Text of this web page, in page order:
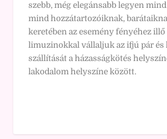
szebb, még elegánsabb legyen
mind hozzátartozóiknak,
keretében az esemény fényéhez
limuzinokkal vállaljuk az ifjú pár és
szállítását a házasságkötés
lakodalom helyszíne között.